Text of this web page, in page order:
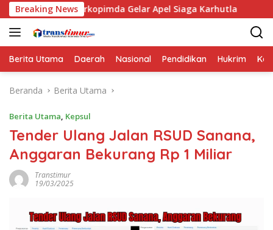
Langsung
ke
konten
Breaking NewsGelar Apel Siaga Karhutla Puskesmas
Berita Utama Daerah Nasional Pendidikan Hukrim
Beranda Berita Utama
Berita Utama, Kepsul
Tender Ulang Jalan RSUD Sanana,
Anggaran Bekurang Rp 1 Miliar
Transtimur
19/03/2025